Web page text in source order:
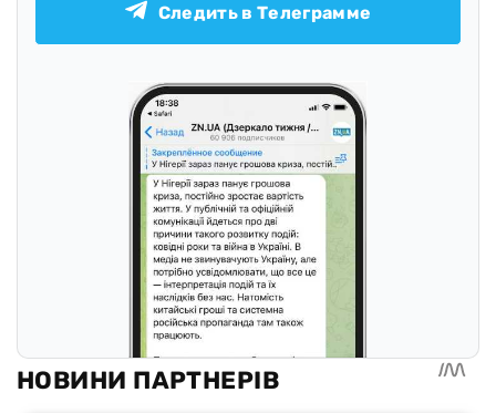
Следить в Телеграмме